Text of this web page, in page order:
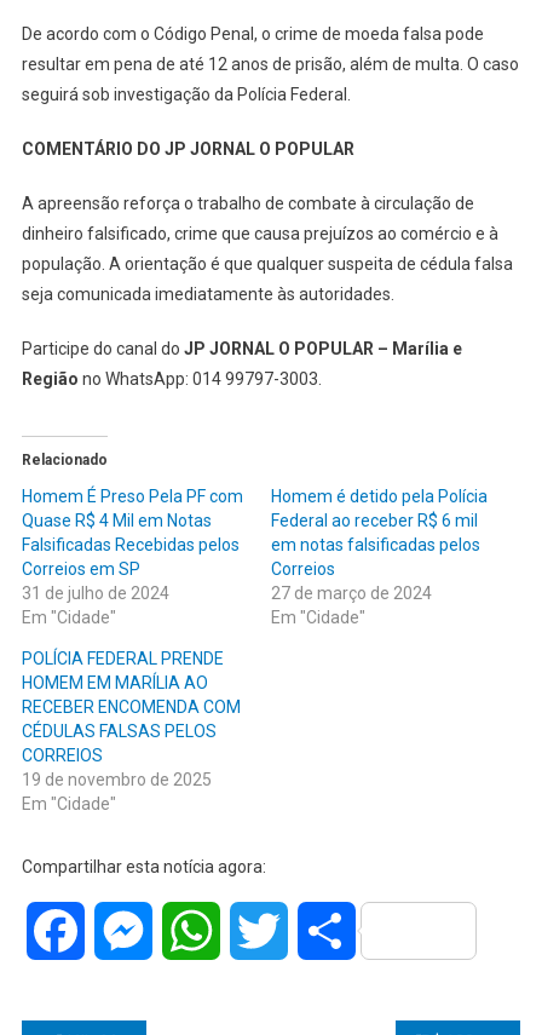
De acordo com o Código Penal, o crime de moeda falsa pode
resultar em pena de até 12 anos de prisão, além de multa. O caso
seguirá sob investigação da Polícia Federal.
COMENTÁRIO DO JP JORNAL O POPULAR
A apreensão reforça o trabalho de combate à circulação de
dinheiro falsificado, crime que causa prejuízos ao comércio e à
população. A orientação é que qualquer suspeita de cédula falsa
seja comunicada imediatamente às autoridades.
Participe do canal do JP JORNAL O POPULAR – Marília e
Região no WhatsApp: 014 99797-3003.
Relacionado
Homem É Preso Pela PF com
Quase R$ 4 Mil em Notas
Falsificadas Recebidas pelos
Correios em SP
31 de julho de 2024
Em "Cidade"
Homem é detido pela Polícia
Federal ao receber R$ 6 mil
em notas falsificadas pelos
Correios
27 de março de 2024
Em "Cidade"
POLÍCIA FEDERAL PRENDE
HOMEM EM MARÍLIA AO
RECEBER ENCOMENDA COM
CÉDULAS FALSAS PELOS
CORREIOS
19 de novembro de 2025
Em "Cidade"
Compartilhar esta notícia agora:
Facebook MessengerWhatsAppTwitter Share